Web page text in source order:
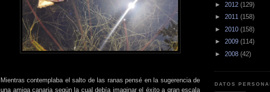
Mientras contemplaba el salto de las ranas pensé en la sugerencia de
una amiga canaria según la cual debía imaginar el éxito a gran escala
► 2012 (129)
► 2011 (158)
► 2010 (158)
► 2009 (114)
► 2008 (42)
DATOS